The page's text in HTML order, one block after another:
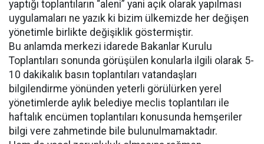
yaptığı toplantıların “aleni” yani açık olarak yapılması
uygulamaları ne yazık ki bizim ülkemizde her değişen
yönetimle birlikte değişiklik göstermiştir.
Bu anlamda merkezi idarede Bakanlar Kurulu
Toplantıları sonunda görüşülen konularla ilgili olarak 5-
10 dakikalık basın toplantıları vatandaşları
bilgilendirme yönünden yeterli görülürken yerel
yönetimlerde aylık belediye meclis toplantıları ile
haftalık encümen toplantıları konusunda hemşeriler
bilgi vere zahmetinde bile bulunulmamaktadır.